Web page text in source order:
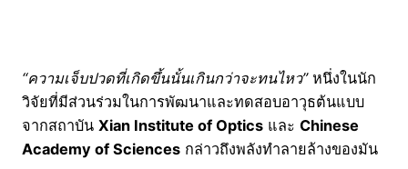
“ความเจ็บปวดที่เกิดขึ้นนั้นเกินกว่าจะทนไหว”หนึ่งในนัก
วิจัยที่มีส่วนร่วมในการพัฒนาและทดสอบอาวุธต้นแบบ
จากสถาบัน Xian Institute of Optics และ Chinese
Academy of Sciences กล่าวถึงพลังทำลายล้างของมัน